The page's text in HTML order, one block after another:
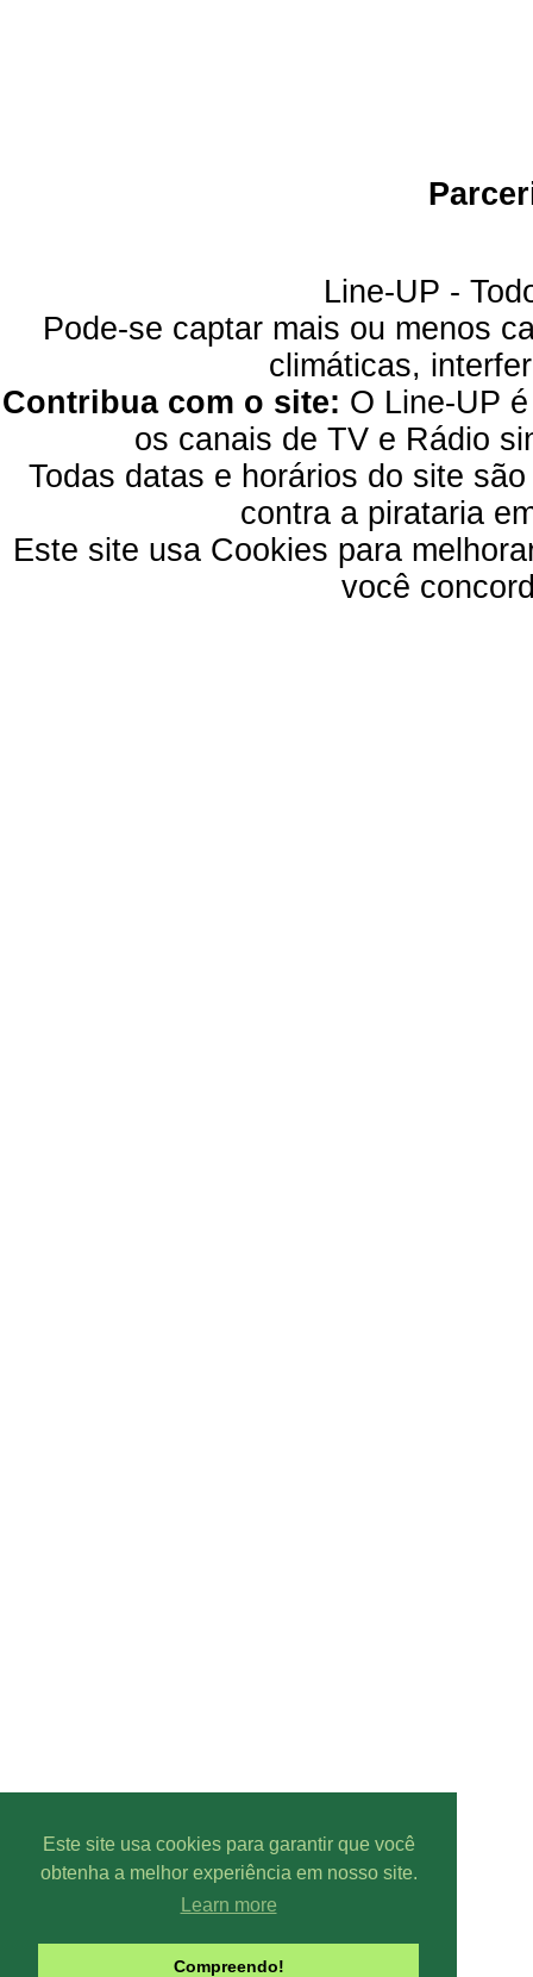
Este site usa cookies para garantir que você
obtenha a melhor experiência em nosso site.
Learn more
Compreendo!
Line-UP -
Pode-se captar mais ou menos
climáticas,
Contribua com o site: O Line-UP
os canais de TV e Rádio
Todas datas e horários do site
contra a pirataria
Este site usa Cookies para
você